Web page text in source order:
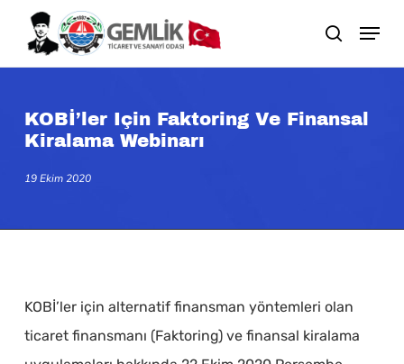
main
search
KOBİ’ler Için Faktoring Ve Finansal
Kiralama Webinarı
19 Ekim 2020
KOBİ’ler için alternatif finansman yöntemleri olan
ticaret finansmanı (Faktoring) ve finansal kiralama